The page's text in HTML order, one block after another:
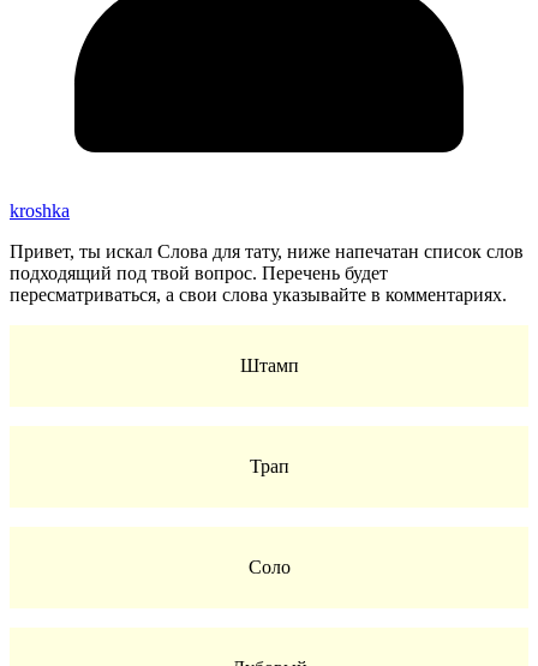
kroshka
Привет, ты искал Слова для тату, ниже напечатан список слов
подходящий под твой вопрос. Перечень будет
пересматриваться, а свои слова указывайте в комментариях.
Штамп
Трап
Соло